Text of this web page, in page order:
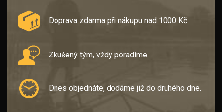
Doprava zdarma při nákupu nad 1000 Kč.
Zkušený tým, vždy poradíme.
Dnes objednáte, dodáme již do druhého dne.